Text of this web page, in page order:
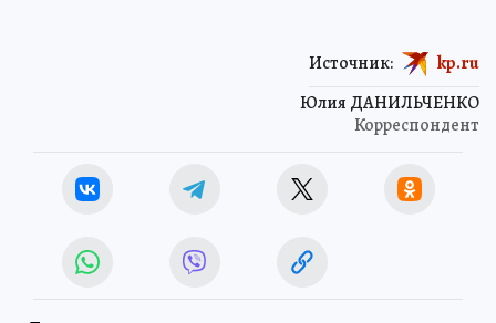
Юлия ДАНИЛЬЧЕНКО
Корреспондент
Источник: kp.ru